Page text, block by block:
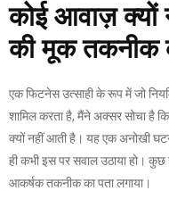
कोई आवाज़
की मूक तकनीक
एक फिटनेस उत्साही के रूप में जो
शामिल करता है, मैंने अक्सर सोचा है
क्यों नहीं आती है। यह एक अनोखी
ही कभी इस पर सवाल उठाया हो।
आकर्षक तकनीक का पता लगाया।